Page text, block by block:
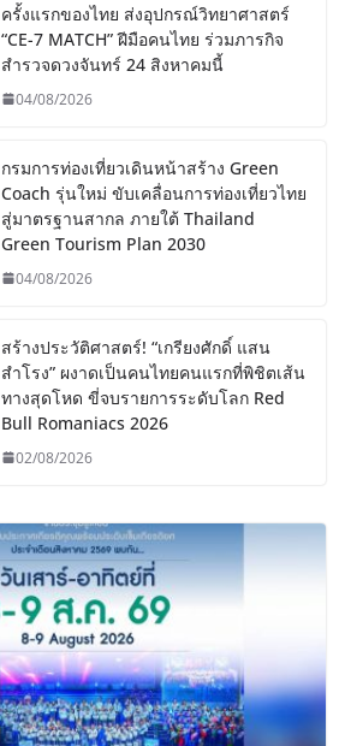
ครั้งแรกของไทย ส่งอุปกรณ์วิทยาศาสตร์
“CE-7 MATCH” ฝีมือคนไทย ร่วมภารกิจ
สำรวจดวงจันทร์ 24 สิงหาคมนี้
04/08/2026
กรมการท่องเที่ยวเดินหน้าสร้าง Green
Coach รุ่นใหม่ ขับเคลื่อนการท่องเที่ยวไทย
สู่มาตรฐานสากล ภายใต้ Thailand
Green Tourism Plan 2030
04/08/2026
สร้างประวัติศาสตร์! “เกรียงศักดิ์ แสน
สำโรง” ผงาดเป็นคนไทยคนแรกที่พิชิตเส้น
ทางสุดโหด ขี่จบรายการระดับโลก Red
Bull Romaniacs 2026
02/08/2026